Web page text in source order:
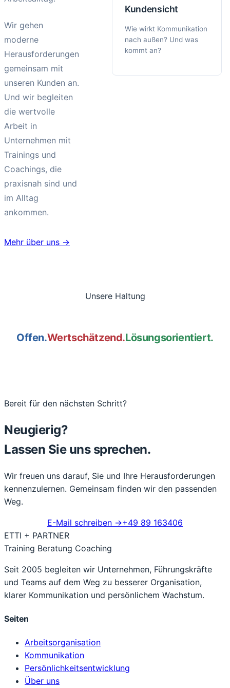
Wir gehen
moderne
Herausforderungen
gemeinsam mit
unseren Kunden an.
Und wir begleiten
die wertvolle
Arbeit in
Unternehmen mit
Trainings und
Coachings, die
praxisnah sind und
im Alltag
ankommen.
Mehr über uns →
Kundensicht
Wie wirkt Kommunikation
nach außen? Und was
kommt an?
Unsere Haltung
Offen.Wertschätzend.Lösungsorientiert.
Bereit für den nächsten Schritt?
Neugierig?
Lassen Sie uns sprechen.
Wir freuen uns darauf, Sie und Ihre Herausforderungen
kennenzulernen. Gemeinsam finden wir den passenden
Weg.
E-Mail schreiben →+49 89 163406
ETTI + PARTNER
Training Beratung Coaching
Seit 2005 begleiten wir Unternehmen, Führungskräfte
und Teams auf dem Weg zu besserer Organisation,
klarer Kommunikation und persönlichem Wachstum.
Seiten
Arbeitsorganisation
Kommunikation
Persönlichkeitsentwicklung
Über uns